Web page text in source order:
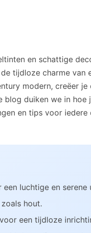
en schattige
tijdloze charme van
modern, creëer je
blog duiken we in hoe
en tips voor
luchtige en serene
hout.
een tijdloze